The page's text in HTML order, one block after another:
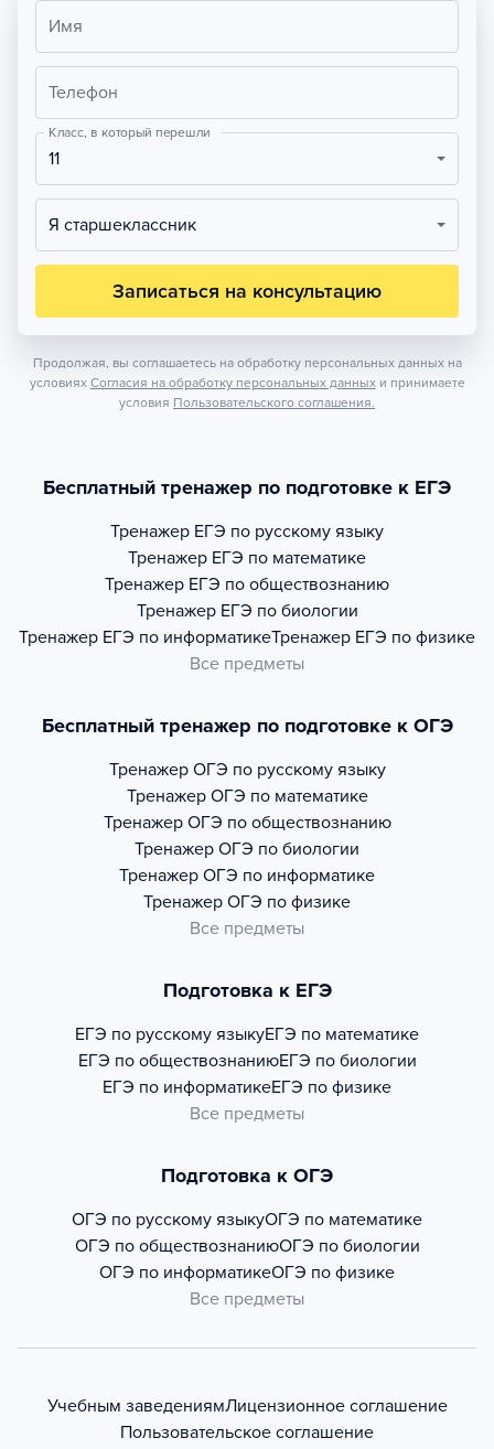
Имя
Телефон
Класс, в который перешли
11
Я старшеклассник
Записаться на консультацию
Продолжая, вы соглашаетесь на обработку персональных данных на
условиях Согласия на обработку персональных данных и принимаете
условия Пользовательского соглашения.
Бесплатный тренажер по подготовке к ЕГЭ
Тренажер ЕГЭ по русскому языку
Тренажер ЕГЭ по математике
Тренажер ЕГЭ по обществознанию
Тренажер ЕГЭ по биологии
Тренажер ЕГЭ по информатикеТренажер ЕГЭ по физике
Все предметы
Бесплатный тренажер по подготовке к ОГЭ
Тренажер ОГЭ по русскому языку
Тренажер ОГЭ по математике
Тренажер ОГЭ по обществознанию
Тренажер ОГЭ по биологии
Тренажер ОГЭ по информатике
Тренажер ОГЭ по физике
Все предметы
Подготовка к ЕГЭ
ЕГЭ по русскому языкуЕГЭ по математике
ЕГЭ по обществознаниюЕГЭ по биологии
ЕГЭ по информатикеЕГЭ по физике
Все предметы
Подготовка к ОГЭ
ОГЭ по русскому языкуОГЭ по математике
ОГЭ по обществознаниюОГЭ по биологии
ОГЭ по информатикеОГЭ по физике
Все предметы
Учебным заведениямЛицензионное соглашение
Пользовательское соглашение